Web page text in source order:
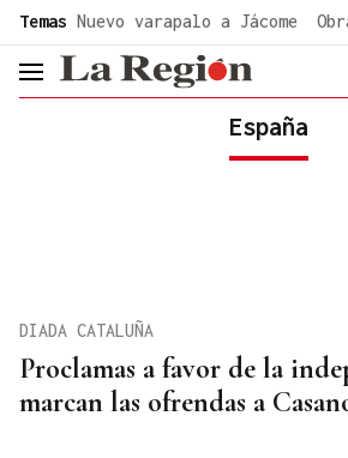
Temas Nuevo varapalo a Jácome
header.menu.open
España
Proclamas a favor de la
marcan las ofrendas a
DIADA CATALUÑA